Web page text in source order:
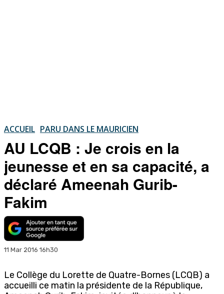
ACCUEIL PARU DANS LE MAURICIEN
AU LCQB : Je crois en la
jeunesse et en sa capacité, a
déclaré Ameenah Gurib-
Fakim
11 Mar 2016 16h30
Le Collège du Lorette de Quatre-Bornes (LCQB) a
accueilli ce matin la présidente de la République,